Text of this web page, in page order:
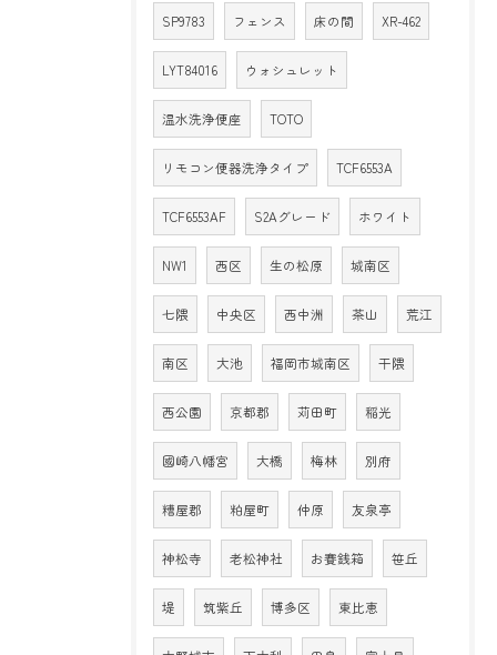
SP9783 フェンス 床の間 XR-462
LYT84016 ウォシュレット
温水洗浄便座 TOTO
リモコン便器洗浄タイプ TCF6553A
TCF6553AF S2Aグレード ホワイト
NW1 西区 生の松原 城南区
七隈 中央区 西中洲 茶山 荒江
南区 大池 福岡市城南区 干隈
西公園 京都郡 苅田町 稲光
國崎八幡宮 大橋 梅林 別府
糟屋郡 粕屋町 仲原 友泉亭
神松寺 老松神社 お賽銭箱 笹丘
堤 筑紫丘 博多区 東比恵